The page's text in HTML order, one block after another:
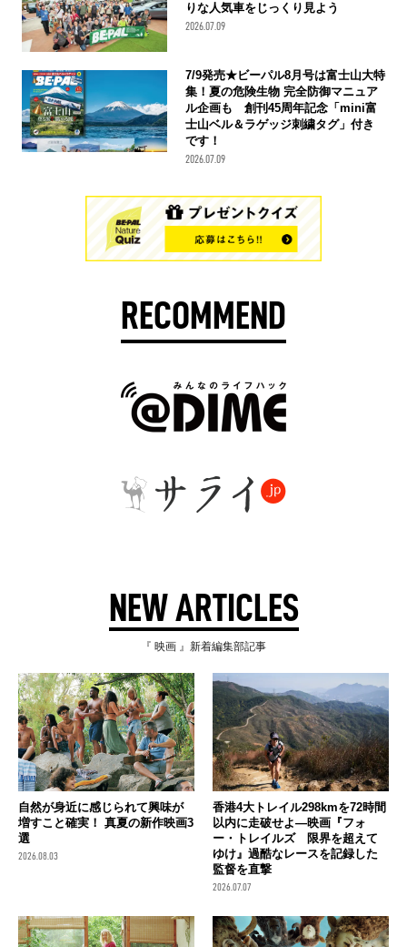
りな人気車をじっくり見よう
2026.07.09
7/9発売★ビーパル8月号は富士山大特
集！夏の危険生物 完全防御マニュア
ル企画も 創刊45周年記念「mini富
士山ベル＆ラゲッジ刺繍タグ」付き
です！
2026.07.09
RECOMMEND
NEW ARTICLES
『 映画 』新着編集部記事
自然が身近に感じられて興味が
増すこと確実！ 真夏の新作映画3
選
2026.08.03
香港4大トレイル298kmを72時間
以内に走破せよ―映画『フォ
ー・トレイルズ 限界を超えて
ゆけ』過酷なレースを記録した
監督を直撃
2026.07.07